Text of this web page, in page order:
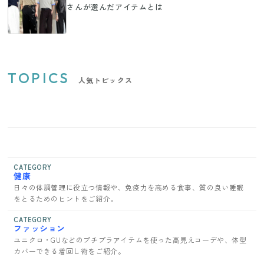
さんが選んだアイテムとは
TOPICS 人気トピックス
CATEGORY
健康
日々の体調管理に役立つ情報や、免疫力を高める食事、質の良い睡眠
をとるためのヒントをご紹介。
CATEGORY
ファッション
ユニクロ・GUなどのプチプラアイテムを使った高見えコーデや、体型
カバーできる着回し術をご紹介。